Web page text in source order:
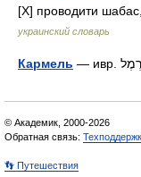
[X] проводити
украинский словарь
Кармель
© Академик, 2000-2026
Обратная связь:
👣 Путешествия